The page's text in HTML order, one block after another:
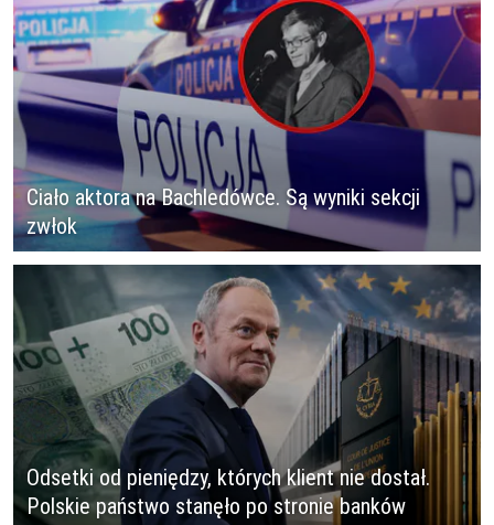
Ciało aktora na Bachledówce. Są wyniki sekcji
zwłok
Odsetki od pieniędzy, których klient nie dostał.
Polskie państwo stanęło po stronie banków